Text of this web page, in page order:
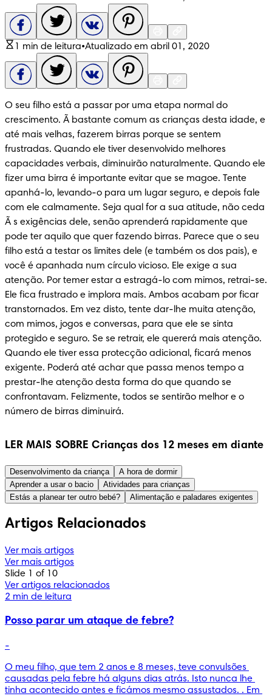
1 min de leitura•Atualizado em abril 01, 2020
O seu filho está a passar por uma etapa normal do
crescimento. Ã bastante comum as crianças desta idade, e
até mais velhas, fazerem birras porque se sentem
frustradas. Quando ele tiver desenvolvido melhores
capacidades verbais, diminuirão naturalmente. Quando ele
fizer uma birra é importante evitar que se magoe. Tente
apanhá-lo, levando-o para um lugar seguro, e depois fale
com ele calmamente. Seja qual for a sua atitude, não ceda
Ã s exigências dele, senão aprenderá rapidamente que
pode ter aquilo que quer fazendo birras. Parece que o seu
filho está a testar os limites dele (e também os dos pais), e
você é apanhada num círculo vicioso. Ele exige a sua
atenção. Por temer estar a estragá-lo com mimos, retrai-se.
Ele fica frustrado e implora mais. Ambos acabam por ficar
transtornados. Em vez disto, tente dar-lhe muita atenção,
com mimos, jogos e conversas, para que ele se sinta
protegido e seguro. Se se retrair, ele quererá mais atenção.
Quando ele tiver essa protecção adicional, ficará menos
exigente. Poderá até achar que passa menos tempo a
prestar-lhe atenção desta forma do que quando se
confrontavam. Felizmente, todos se sentirão melhor e o
número de birras diminuirá.
LER MAIS SOBRE Crianças dos 12 meses em diante
Desenvolvimento da criança
A hora de dormir
Aprender a usar o bacio
Atividades para crianças
Estás a planear ter outro bebé?
Alimentação e paladares exigentes
Artigos Relacionados
Ver mais artigos
Ver mais artigos
Slide 1 of 10
Ver artigos relacionados
2 min de leitura
Posso parar um ataque de febre?
-
O meu filho, que tem 2 anos e 8 meses, teve convulsões
causadas pela febre há alguns dias atrás. Isto nunca lhe
tinha acontecido antes e ficámos mesmo assustados. . Em